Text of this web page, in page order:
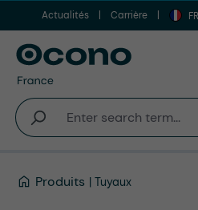
Aller au contenu principal
Actualités Carrière FR
Produits Tuyaux